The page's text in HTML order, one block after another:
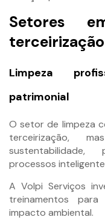
Setores
Limpeza
patrimonial
O setor de limpeza
terceirização,
processos
A Volpi Serviços
treinamentos
impacto ambiental.